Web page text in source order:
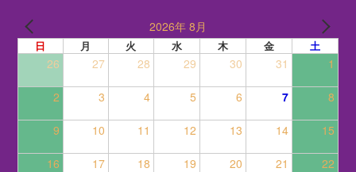
2026年 8月
日 月 火 水 木 金 土
26 27 28 29 30 31 1
2 3 4 5 6 7 8
9 10 11 12 13 14 15
16 17 18 19 20 21 22